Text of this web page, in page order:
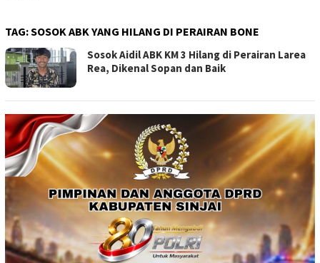
TAG:SOSOK ABK YANG HILANG DI PERAIRAN BONE
Sosok Aidil ABK KM 3 Hilang di Perairan Larea
Rea, Dikenal Sopan dan Baik